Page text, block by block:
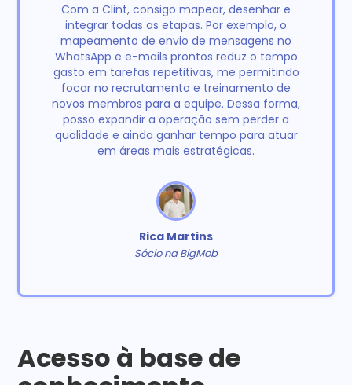
Com a Clint, consigo mapear, desenhar e
integrar todas as etapas. Por exemplo, o
mapeamento de envio de mensagens no
WhatsApp e e-mails prontos reduz o tempo
gasto em tarefas repetitivas, me permitindo
focar no recrutamento e treinamento de
novos membros para a equipe. Dessa forma,
posso expandir a operação sem perder a
qualidade e ainda ganhar tempo para atuar
em áreas mais estratégicas.
Rica Martins
Sócio na BigMob
Acesso à base de